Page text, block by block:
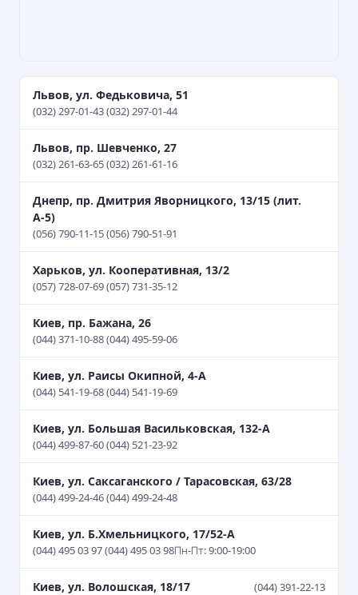
Львов, ул. Федьковича, 51
(032) 297-01-43 (032) 297-01-44
Львов, пр. Шевченко, 27
(032) 261-63-65 (032) 261-61-16
Днепр, пр. Дмитрия Яворницкого, 13/15 (лит.
А-5)
(056) 790-11-15 (056) 790-51-91
Харьков, ул. Кооперативная, 13/2
(057) 728-07-69 (057) 731-35-12
Киев, пр. Бажана, 26
(044) 371-10-88 (044) 495-59-06
Киев, ул. Раисы Окипной, 4-А
(044) 541-19-68 (044) 541-19-69
Киев, ул. Большая Васильковская, 132-А
(044) 499-87-60 (044) 521-23-92
Киев, ул. Саксаганского / Тарасовская, 63/28
(044) 499-24-46 (044) 499-24-48
Киев, ул. Б.Хмельницкого, 17/52-А
(044) 495 03 97 (044) 495 03 98Пн-Пт: 9:00-19:00
Киев, ул. Волошская, 18/17 (044) 391-22-13